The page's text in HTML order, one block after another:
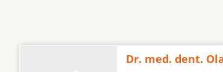
Dr. med. dent.